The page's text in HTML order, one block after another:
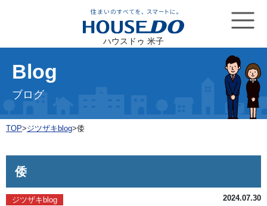
ハウスドゥ 米子
Blog
ブログ
TOP>ジツザキblog>倭
倭
ジツザキblog 2024.07.30